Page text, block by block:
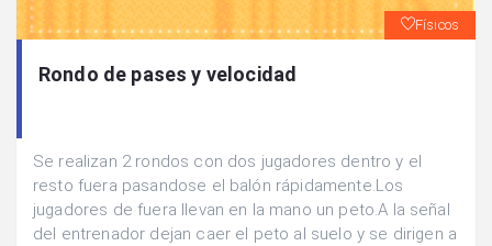
Físicos
Rondo de pases y velocidad
Se realizan 2 rondos con dos jugadores dentro y el
resto fuera pasandose el balón rápidamente.Los
jugadores de fuera llevan en la mano un peto.A la señal
del entrenador dejan caer el peto al suelo y se dirigen a